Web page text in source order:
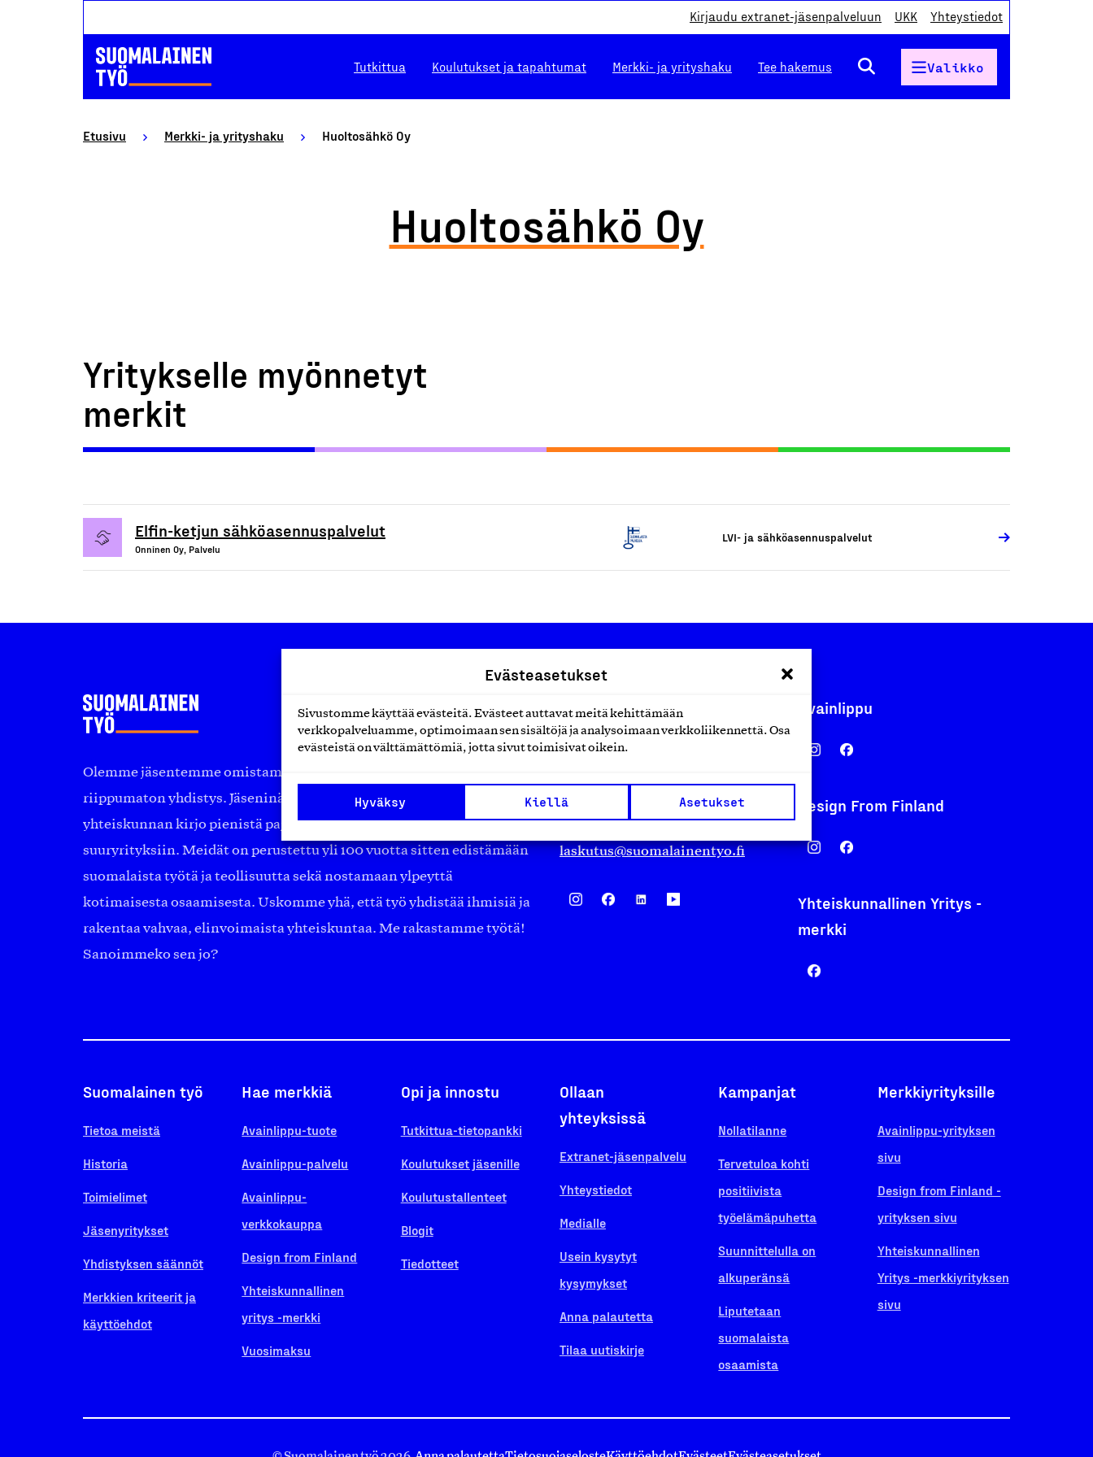
Evästeasetukset
Sivustomme käyttää evästeitä. Evästeet auttavat meitä kehittämään
verkkopalveluamme, optimoimaan sen sisältöjä ja analysoimaan verkkoliikennettä. Osa
evästeistä on välttämättömiä, jotta sivut toimisivat oikein.
Hyväksy Kiellä Asetukset
Kirjaudu extranet-jäsenpalveluun UKK Yhteystiedot
Tutkittua Koulutukset ja tapahtumat Merkki- ja yrityshaku Tee hakemus Valikko
Etusivu Merkki- ja yrityshaku Huoltosähkö Oy
Huoltosähkö Oy
Yritykselle myönnetyt
merkit
Elfin-ketjun sähköasennuspalvelut
Onninen Oy, Palvelu
LVI- ja sähköasennuspalvelut
Olemme jäsentemme omistama puolueeton, työmarkkinajärjestöistä
riippumaton yhdistys. Jäseninämme on koko suomalaisen
yhteiskunnan kirjo pienistä pajoista ja yhteisöistä kansainvälisiin
suuryrityksiin. Meidät on perustettu yli 100 vuotta sitten edistämään
suomalaista työtä ja teollisuutta sekä nostamaan ylpeyttä
kotimaisesta osaamisesta. Uskomme yhä, että työ yhdistää ihmisiä ja
rakentaa vahvaa, elinvoimaista yhteiskuntaa. Me rakastamme työtä!
Sanoimmeko sen jo?
Suomalainen työ ry
Eteläranta 14,
Finland
asiakaspalvelu@suomalainentyo.fi
laskutus@suomalainentyo.fi
Avainlippu
Design From Finland
Yhteiskunnallinen Yritys -
merkki
Suomalainen työ
Tietoa meistä
Historia
Toimielimet
Jäsenyritykset
Yhdistyksen säännöt
Merkkien kriteerit ja
käyttöehdot
Hae merkkiä
Avainlippu-tuote
Avainlippu-palvelu
Avainlippu-
verkkokauppa
Design from Finland
Yhteiskunnallinen
yritys -merkki
Vuosimaksu
Opi ja innostu
Tutkittua-tietopankki
Koulutukset jäsenille
Koulutustallenteet
Blogit
Tiedotteet
Ollaan
yhteyksissä
Extranet-jäsenpalvelu
Yhteystiedot
Medialle
Usein kysytyt
kysymykset
Anna palautetta
Tilaa uutiskirje
Kampanjat
Nollatilanne
Tervetuloa kohti
positiivista
työelämäpuhetta
Suunnittelulla on
alkuperänsä
Liputetaan
suomalaista
osaamista
Merkkiyrityksille
Avainlippu-yrityksen
sivu
Design from Finland -
yrityksen sivu
Yhteiskunnallinen
Yritys -merkkiyrityksen
sivu